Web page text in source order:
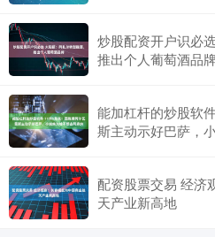
炒股配资开户识必
推出个人葡萄酒品牌
能加杠杆的炒股软
斯主动示好巴萨，
配资股票交易 经济
天产业新高地